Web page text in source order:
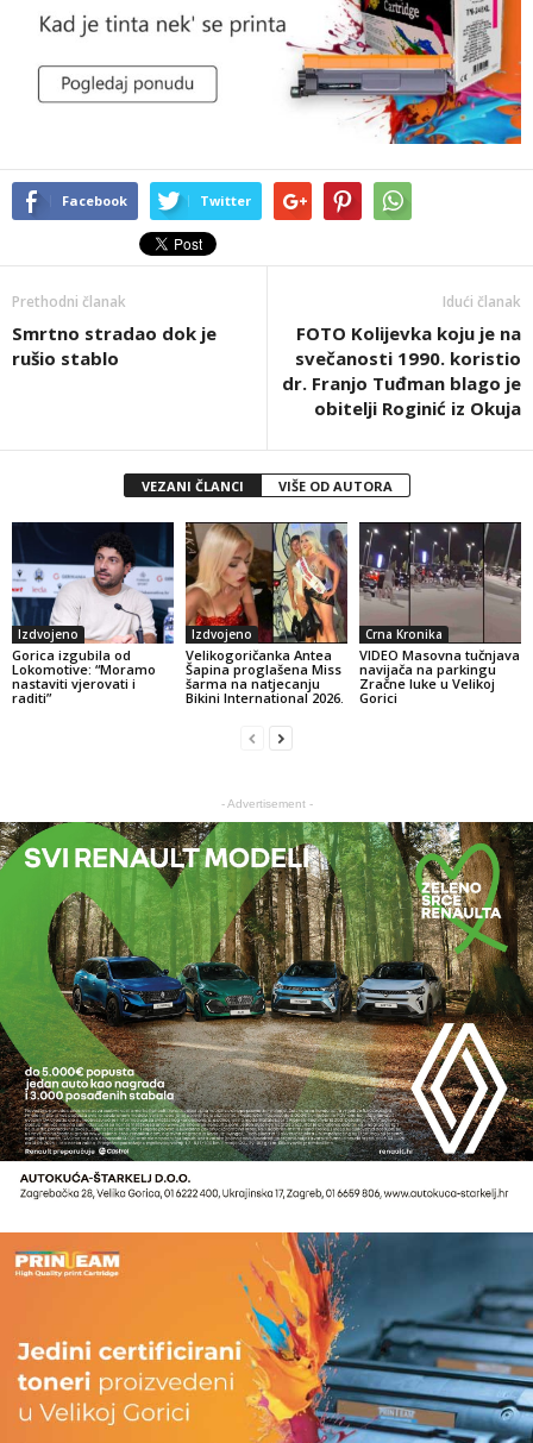
Facebook Twitter
Prethodni članak
Smrtno stradao dok je
rušio stablo
Idući članak
FOTO Kolijevka koju je na
svečanosti 1990. koristio
dr. Franjo Tuđman blago je
obitelji Roginić iz Okuja
VEZANI ČLANCI VIŠE OD AUTORA
Izdvojeno
Gorica izgubila od
Lokomotive: “Moramo
nastaviti vjerovati i
raditi”
Izdvojeno
Velikogoričanka Antea
Šapina proglašena Miss
šarma na natjecanju
Bikini International 2026.
Crna Kronika
VIDEO Masovna tučnjava
navijača na parkingu
Zračne luke u Velikoj
Gorici
- Advertisement -